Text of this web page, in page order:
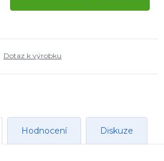
Dotaz k výrobku
Hodnocení Diskuze